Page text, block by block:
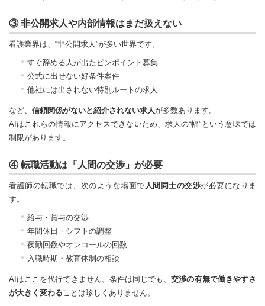
③ 非公開求人や内部情報はまだ扱えない
看護業界は、“非公開求人”が多い世界です。
すぐ辞める人が出たピンポイント募集
公式に出せない好条件案件
他社には出されない特別ルートの求人
など、 信頼関係がないと紹介されない求人が多数あります。
AIはこれらの情報にアクセスできないため、求人の“幅”という意味では
制限があります。
④ 転職活動は「人間の交渉」が必要
看護師の転職では、次のような場面で 人間同士の交渉が必要になりま
す。
給与・賞与の交渉
年間休日・シフトの調整
夜勤回数やオンコールの回数
入職時期・教育体制の相談
AIはここを代行できません。条件は同じでも、交渉の有無で働きやすさ
が大きく変わる ことは珍しくありません。